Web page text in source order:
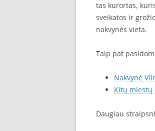
tas kurortas,
sveikatos ir
nakvynės vieta.
Taip pat
Nakvynė
Kitų miestų
Daugiau